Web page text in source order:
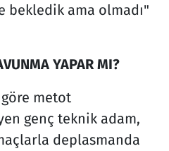
bekledik ama olmadı"
YAPAR MI?
metot
genç teknik adam,
deplasmanda